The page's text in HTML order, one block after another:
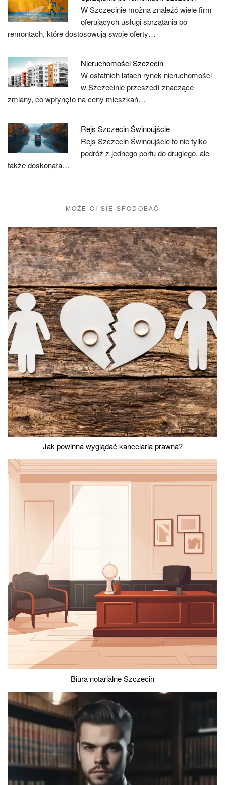
W Szczecinie można znaleźć wiele firm
oferujących usługi sprzątania po
remontach, które dostosowują swoje oferty…
Nieruchomości Szczecin
W ostatnich latach rynek nieruchomości
w Szczecinie przeszedł znaczące
zmiany, co wpłynęło na ceny mieszkań…
Rejs Szczecin Świnoujście
Rejs Szczecin Świnoujście to nie tylko
podróż z jednego portu do drugiego, ale
także doskonała…
MOŻE CI SIĘ SPODOBAĆ
Jak powinna wyglądać kancelaria prawna?
Biura notarialne Szczecin